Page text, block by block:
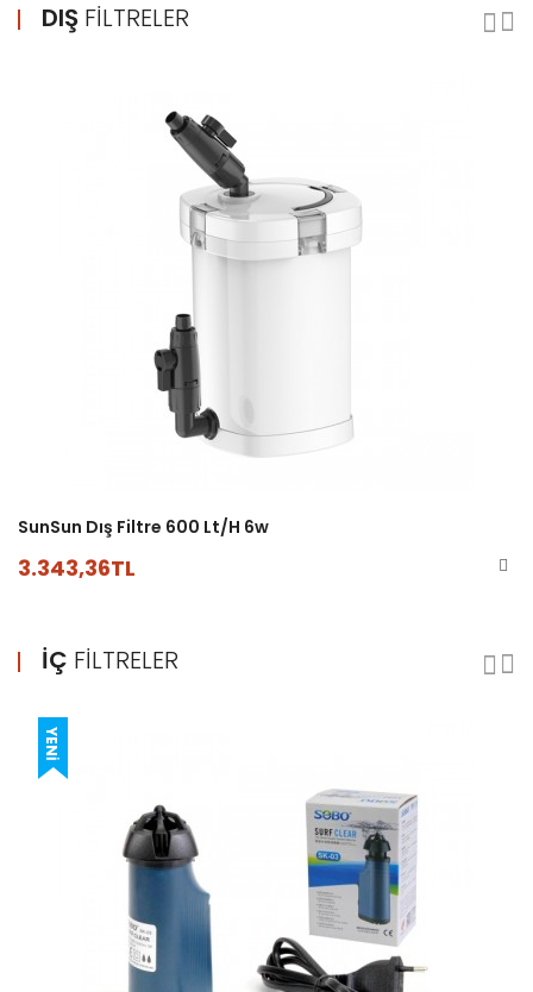
DIŞ FILTRELER
SunSun Dış Filtre 600 Lt/h 6w
3.343,36TL
İÇ FILTRELER
YENI